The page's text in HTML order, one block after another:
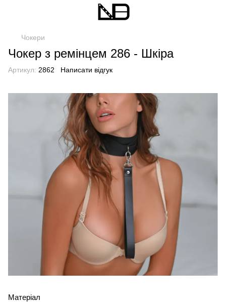
Чокери
Чокер з ремінцем 286 - Шкіра
Артикул: 2862 Написати відгук
Матеріал